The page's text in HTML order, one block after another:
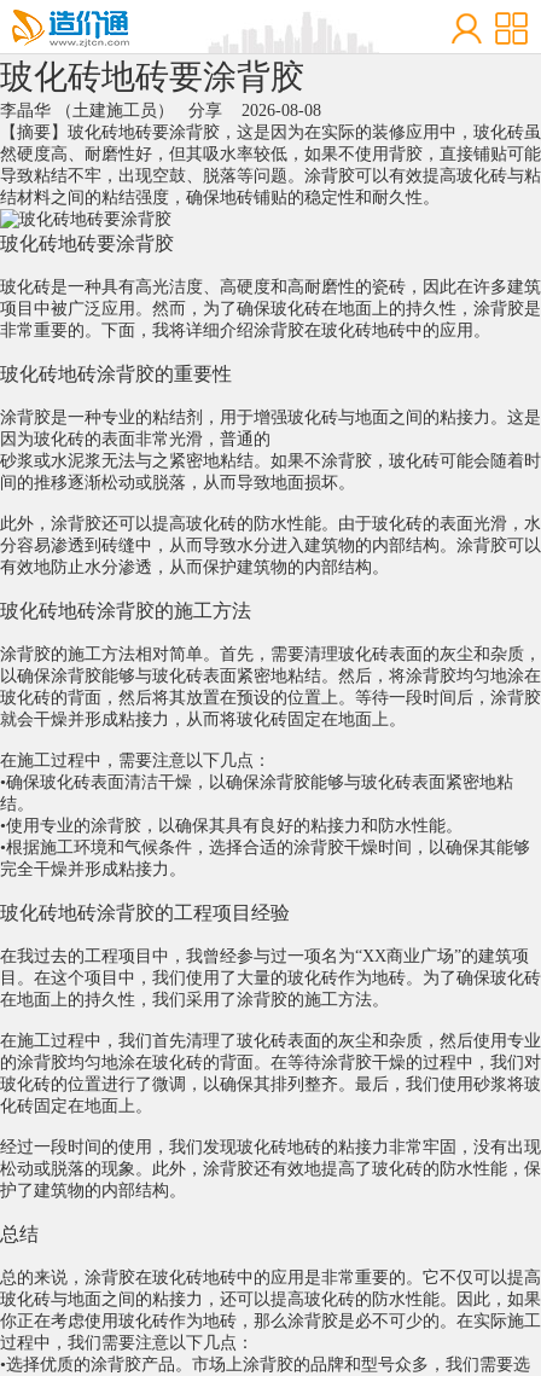
玻化砖地砖要涂背胶
李晶华 （土建施工员） 分享 2026-08-08
【摘要】玻化砖地砖要涂背胶，这是因为在实际的装修应用中，玻化砖虽
然硬度高、耐磨性好，但其吸水率较低，如果不使用背胶，直接铺贴可能
导致粘结不牢，出现空鼓、脱落等问题。涂背胶可以有效提高玻化砖与粘
结材料之间的粘结强度，确保地砖铺贴的稳定性和耐久性。
玻化砖地砖要涂背胶
玻化砖是一种具有高光洁度、高硬度和高耐磨性的瓷砖，因此在许多建筑
项目中被广泛应用。然而，为了确保玻化砖在地面上的持久性，涂背胶是
非常重要的。下面，我将详细介绍涂背胶在玻化砖地砖中的应用。
玻化砖地砖涂背胶的重要性
涂背胶是一种专业的粘结剂，用于增强玻化砖与地面之间的粘接力。这是
因为玻化砖的表面非常光滑，普通的
砂浆或水泥浆无法与之紧密地粘结。如果不涂背胶，玻化砖可能会随着时
间的推移逐渐松动或脱落，从而导致地面损坏。
此外，涂背胶还可以提高玻化砖的防水性能。由于玻化砖的表面光滑，水
分容易渗透到砖缝中，从而导致水分进入建筑物的内部结构。涂背胶可以
有效地防止水分渗透，从而保护建筑物的内部结构。
玻化砖地砖涂背胶的施工方法
涂背胶的施工方法相对简单。首先，需要清理玻化砖表面的灰尘和杂质，
以确保涂背胶能够与玻化砖表面紧密地粘结。然后，将涂背胶均匀地涂在
玻化砖的背面，然后将其放置在预设的位置上。等待一段时间后，涂背胶
就会干燥并形成粘接力，从而将玻化砖固定在地面上。
在施工过程中，需要注意以下几点：
•确保玻化砖表面清洁干燥，以确保涂背胶能够与玻化砖表面紧密地粘
结。
•使用专业的涂背胶，以确保其具有良好的粘接力和防水性能。
•根据施工环境和气候条件，选择合适的涂背胶干燥时间，以确保其能够
完全干燥并形成粘接力。
玻化砖地砖涂背胶的工程项目经验
在我过去的工程项目中，我曾经参与过一项名为“XX商业广场”的建筑项
目。在这个项目中，我们使用了大量的玻化砖作为地砖。为了确保玻化砖
在地面上的持久性，我们采用了涂背胶的施工方法。
在施工过程中，我们首先清理了玻化砖表面的灰尘和杂质，然后使用专业
的涂背胶均匀地涂在玻化砖的背面。在等待涂背胶干燥的过程中，我们对
玻化砖的位置进行了微调，以确保其排列整齐。最后，我们使用砂浆将玻
化砖固定在地面上。
经过一段时间的使用，我们发现玻化砖地砖的粘接力非常牢固，没有出现
松动或脱落的现象。此外，涂背胶还有效地提高了玻化砖的防水性能，保
护了建筑物的内部结构。
总结
总的来说，涂背胶在玻化砖地砖中的应用是非常重要的。它不仅可以提高
玻化砖与地面之间的粘接力，还可以提高玻化砖的防水性能。因此，如果
你正在考虑使用玻化砖作为地砖，那么涂背胶是必不可少的。在实际施工
过程中，我们需要注意以下几点：
•选择优质的涂背胶产品。市场上涂背胶的品牌和型号众多，我们需要选